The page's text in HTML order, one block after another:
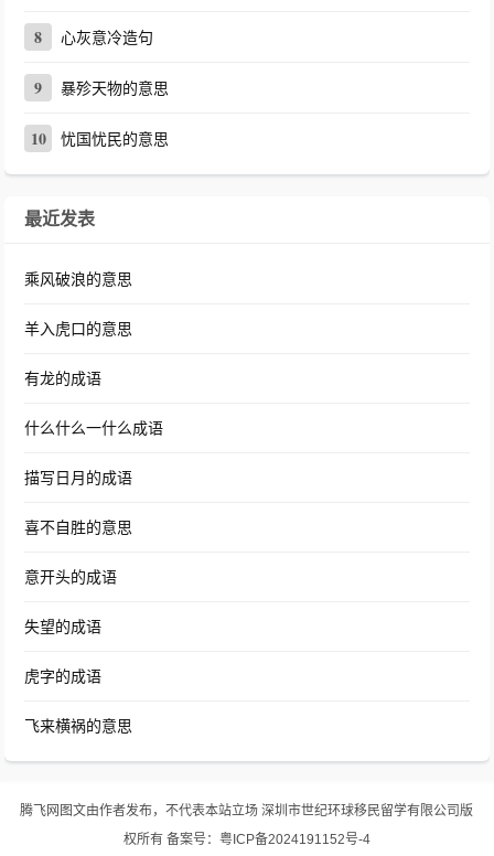
8 心灰意冷造句
9 暴殄天物的意思
10 忧国忧民的意思
最近发表
乘风破浪的意思
羊入虎口的意思
有龙的成语
什么什么一什么成语
描写日月的成语
喜不自胜的意思
意开头的成语
失望的成语
虎字的成语
飞来横祸的意思
腾飞网 图文由作者发布，不代表本站立场 深圳市世纪环球移民留学有限公司版
权所有 备案号： 粤ICP备2024191152号-4